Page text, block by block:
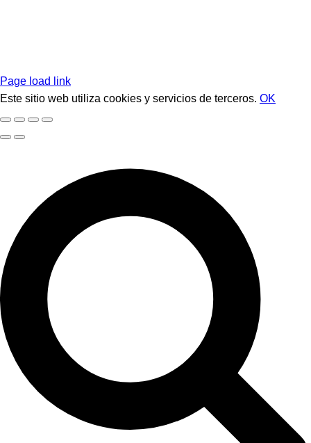
Page load link
Este sitio web utiliza cookies y servicios de terceros. OK